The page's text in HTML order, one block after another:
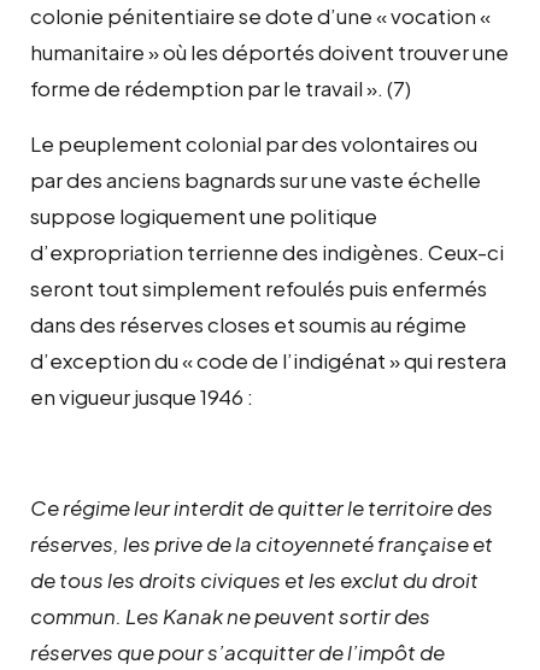
colonie pénitentiaire se dote d’une « vocation «
humanitaire » où les déportés doivent trouver une
forme de rédemption par le travail ». (7)
Le peuplement colonial par des volontaires ou
par des anciens bagnards sur une vaste échelle
suppose logiquement une politique
d’expropriation terrienne des indigènes. Ceux-ci
seront tout simplement refoulés puis enfermés
dans des réserves closes et soumis au régime
d’exception du « code de l’indigénat » qui restera
en vigueur jusque 1946 :
Ce régime leur interdit de quitter le territoire des
réserves, les prive de la citoyenneté française et
de tous les droits civiques et les exclut du droit
commun. Les Kanak ne peuvent sortir des
réserves que pour s’acquitter de l’impôt de